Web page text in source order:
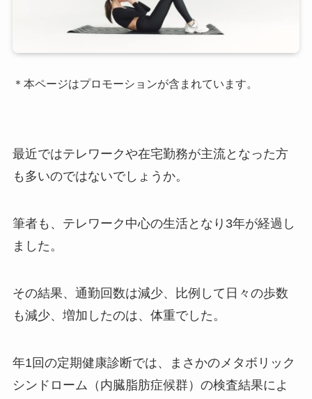
＊本ページはプロモーションが含まれています。
最近ではテレワークや在宅勤務が主流となった方
も多いのではないでしょうか。
筆者も、テレワーク中心の生活となり3年が経過し
ました。
その結果、通勤回数は減少、比例して日々の歩数
も減少、増加したのは、体重でした。
年1回の定期健康診断では、まさかのメタボリック
シンドローム（内臓脂肪症候群）の検査結果によ